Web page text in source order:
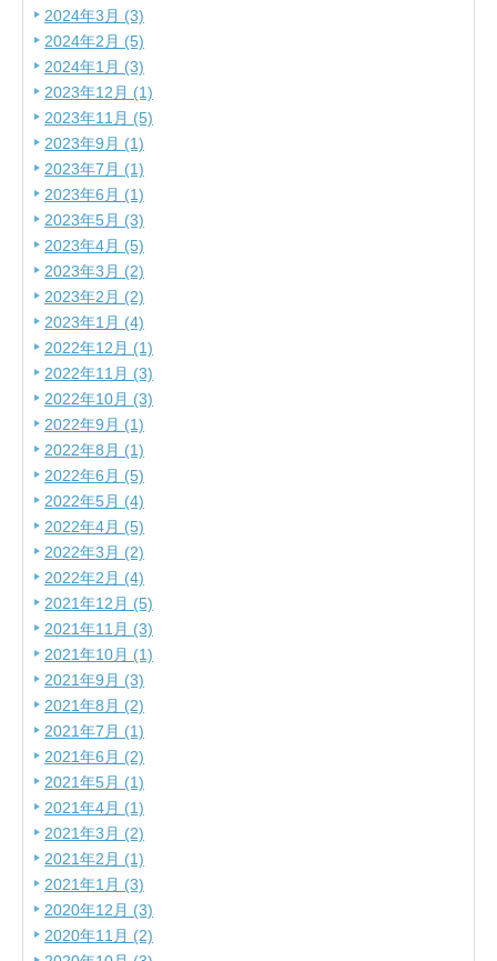
2024年3月 (3)
2024年2月 (5)
2024年1月 (3)
2023年12月 (1)
2023年11月 (5)
2023年9月 (1)
2023年7月 (1)
2023年6月 (1)
2023年5月 (3)
2023年4月 (5)
2023年3月 (2)
2023年2月 (2)
2023年1月 (4)
2022年12月 (1)
2022年11月 (3)
2022年10月 (3)
2022年9月 (1)
2022年8月 (1)
2022年6月 (5)
2022年5月 (4)
2022年4月 (5)
2022年3月 (2)
2022年2月 (4)
2021年12月 (5)
2021年11月 (3)
2021年10月 (1)
2021年9月 (3)
2021年8月 (2)
2021年7月 (1)
2021年6月 (2)
2021年5月 (1)
2021年4月 (1)
2021年3月 (2)
2021年2月 (1)
2021年1月 (3)
2020年12月 (3)
2020年11月 (2)